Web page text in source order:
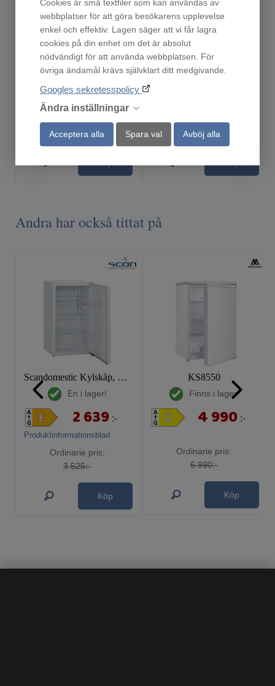
Cookies är små textfiler som kan användas av
webbplatser för att göra besökarens upplevelse
enkel och effektiv. Lagen säger att vi får lagra
cookies på din enhet om det är absolut
nödvändigt för att använda webbplatsen. För
övriga ändamål krävs självklart ditt medgivande.
Googles sekretesspolicy
Ändra inställningar
Acceptera alla Spara val Avböj alla
Droppskydd60
Finns i lager!
219 :-
Andra har också tittat på
Scandomestic Kylskåp, SKS 92 WE
En i lager!
Produktinformationsblad
2 639 :-
Ordinarie pris:
3 525:-
Köp
KS8550
Finns i lager!
4 990 :-
Ordinarie pris:
6 990:-
Köp